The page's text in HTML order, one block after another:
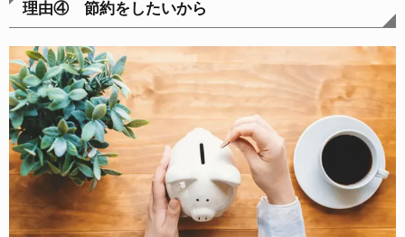
理由④ 節約をしたいから